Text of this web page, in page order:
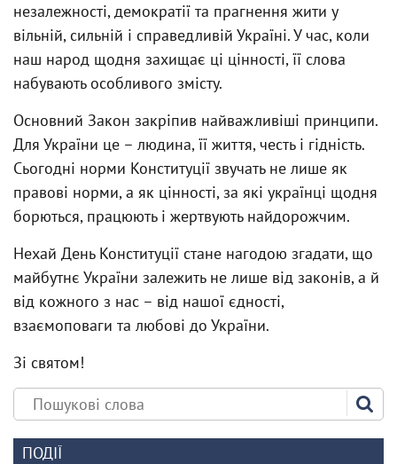
незалежності, демократії та прагнення жити у
вільній, сильній і справедливій Україні. У час, коли
наш народ щодня захищає ці цінності, її слова
набувають особливого змісту.
Основний Закон закріпив найважливіші принципи.
Для України це – людина, її життя, честь і гідність.
Сьогодні норми Конституції звучать не лише як
правові норми, а як цінності, за які українці щодня
борються, працюють і жертвують найдорожчим.
Нехай День Конституції стане нагодою згадати, що
майбутнє України залежить не лише від законів, а й
від кожного з нас – від нашої єдності,
взаємоповаги та любові до України.
Зі святом!
ПОДІЇ